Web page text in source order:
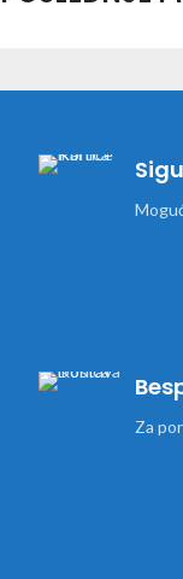
Za